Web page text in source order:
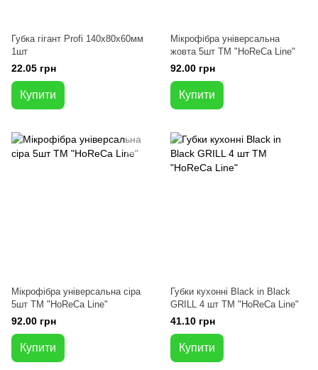
Губка гігант Profi 140х80х60мм
1шт
22.05 грн
Купити
Мікрофібра універсальна
жовта 5шт ТМ "HoReCa Line"
92.00 грн
Купити
Мікрофібра універсальна сіра
5шт ТМ "HoReCa Line"
92.00 грн
Купити
Губки кухонні Black in Black
GRILL 4 шт ТМ "HoReCa Line"
41.10 грн
Купити